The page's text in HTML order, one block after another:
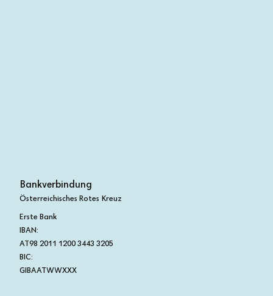
Bankverbindung
Österreichisches Rotes Kreuz
Erste Bank
IBAN:
AT98 2011 1200 3443 3205
BIC:
GIBAATWWXXX